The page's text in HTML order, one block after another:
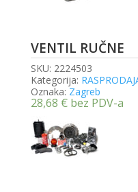
VENTIL RUČNE
SKU: 2224503
Kategorija:
Oznaka: Zagreb
28,68 € bez PDV-a